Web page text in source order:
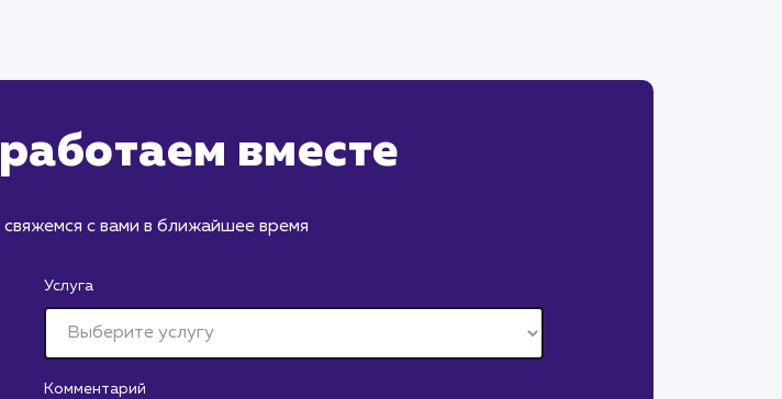
вместе
с вами в ближайшее время
Услуга
Комментарий